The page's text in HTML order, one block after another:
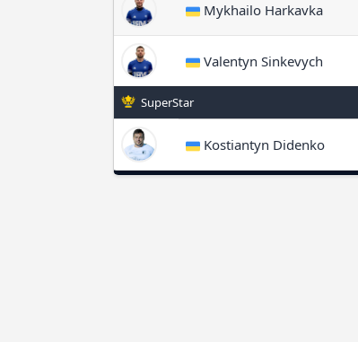
Mykhailo Harkavka
Valentyn Sinkevych
SuperStar
Kostiantyn Didenko